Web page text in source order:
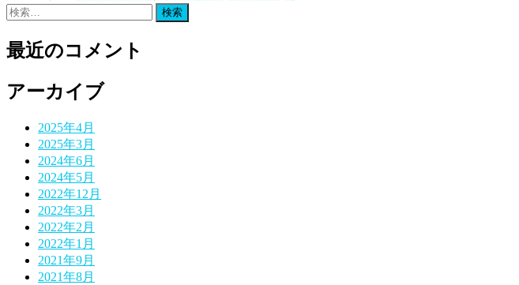
検
最近のコメント
アーカイブ
2025年4月
2025年3月
2024年6月
2024年5月
2022年12月
2022年3月
2022年2月
2022年1月
2021年9月
2021年8月